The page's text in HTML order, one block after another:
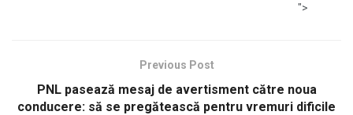
">
Previous Post
PNL pasează mesaj de avertisment către noua
conducere: să se pregătească pentru vremuri dificile